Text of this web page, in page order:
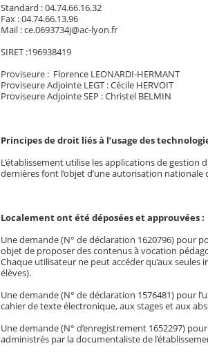
Standard : 04.74.66.16.32
Fax : 04.74.66.13.96
Mail : ce.0693734j@ac-lyon.fr
SIRET :196938419
Proviseure : Florence LEONARDI-HERMANT
Proviseure Adjointe LEGT : Cécile HERVOIT
Proviseure Adjointe SEP : Christel BELMIN
Principes de droit liés à l’usage des
L’établissement utilise les applications de gestion
dernières font l’objet d’une autorisation
Localement ont été déposées et approuvées :
Une demande (N° de déclaration 1620796) pour
objet de proposer des contenus à vocation
Chaque utilisateur ne peut accéder qu’aux
élèves).
Une demande (N° de déclaration 1576481) pour
cahier de texte électronique, aux stages et aux
Une demande (N° d’enregistrement 1652297)
administrés par la documentaliste de